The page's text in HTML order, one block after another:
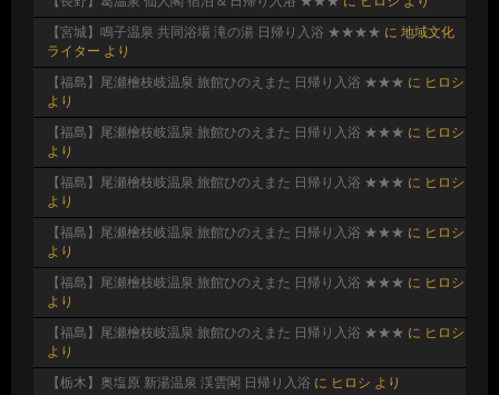
【宮城】鳴子温泉 共同浴場 滝の湯 日帰り入浴 ★★★★ に 地域文化
ライター より
【福島】尾瀬檜枝岐温泉 旅館ひのえまた 日帰り入浴 ★★★ に ヒロシ
より
【福島】尾瀬檜枝岐温泉 旅館ひのえまた 日帰り入浴 ★★★ に ヒロシ
より
【福島】尾瀬檜枝岐温泉 旅館ひのえまた 日帰り入浴 ★★★ に ヒロシ
より
【福島】尾瀬檜枝岐温泉 旅館ひのえまた 日帰り入浴 ★★★ に ヒロシ
より
【福島】尾瀬檜枝岐温泉 旅館ひのえまた 日帰り入浴 ★★★ に ヒロシ
より
【福島】尾瀬檜枝岐温泉 旅館ひのえまた 日帰り入浴 ★★★ に ヒロシ
より
【栃木】奥塩原 新湯温泉 渓雲閣 日帰り入浴 に ヒロシ より